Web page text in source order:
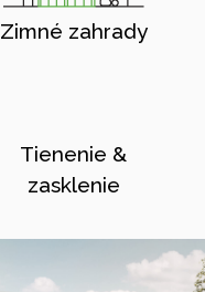
Zimné zahrady
Tienenie &
zasklenie